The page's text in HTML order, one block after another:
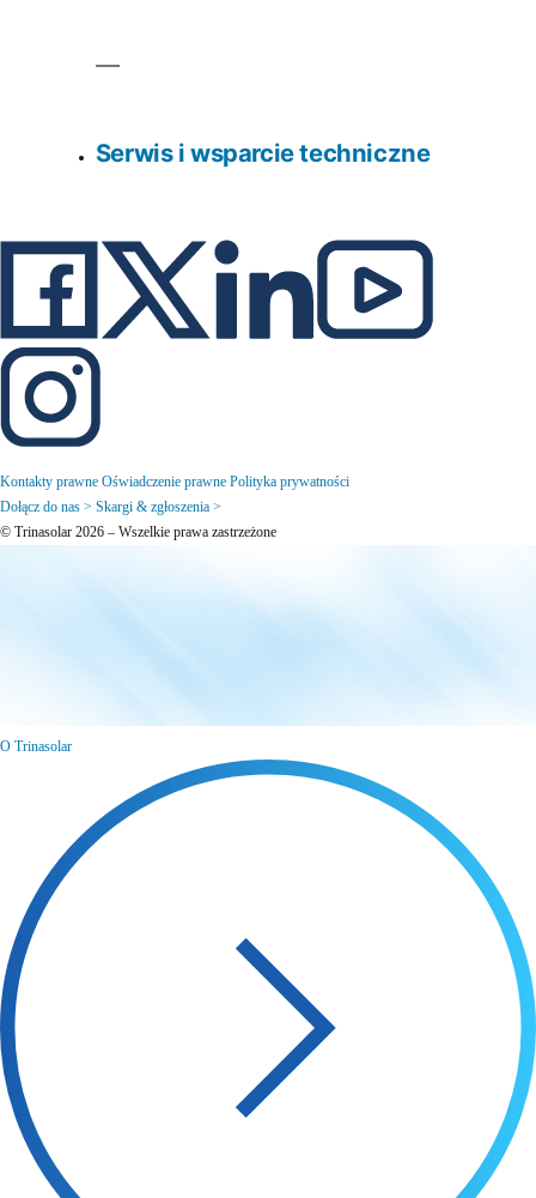
Serwis i wsparcie techniczne
Kontakty prawne Oświadczenie prawne Polityka prywatności
Dołącz do nas > Skargi & zgłoszenia >
© Trinasolar 2026 – Wszelkie prawa zastrzeżone
O Trinasolar